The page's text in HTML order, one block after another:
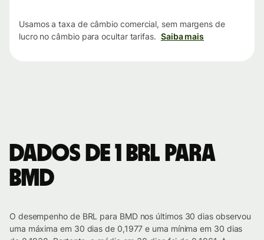
Usamos a taxa de câmbio comercial, sem margens de
lucro no câmbio para ocultar tarifas. Saiba mais
Dados de 1 BRL para
BMD
O desempenho de BRL para BMD nos últimos 30 dias observou
uma máxima em 30 dias de 0,1977 e uma mínima em 30 dias